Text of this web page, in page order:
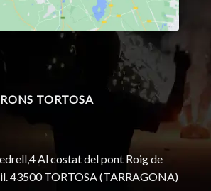
TORTOSA
Al costat del pont Roig de
43500 TORTOSA(TARRAGONA)